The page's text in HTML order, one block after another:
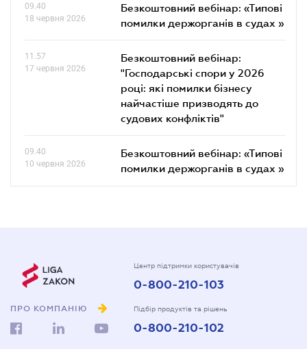
09.40
18 червня 2026
Безкоштовний вебінар: «Типові
помилки держорганів в судах »
11.57
17 червня 2026
Безкоштовний вебінар:
"Господарські спори у 2026
році: які помилки бізнесу
найчастіше призводять до
судових конфліктів"
09.40
10 червня 2026
Безкоштовний вебінар: «Типові
помилки держорганів в судах »
ПРО КОМПАНІЮ
Центр підтримки користувачів
0-800-210-103
Підбір продуктів та рішень
0-800-210-102